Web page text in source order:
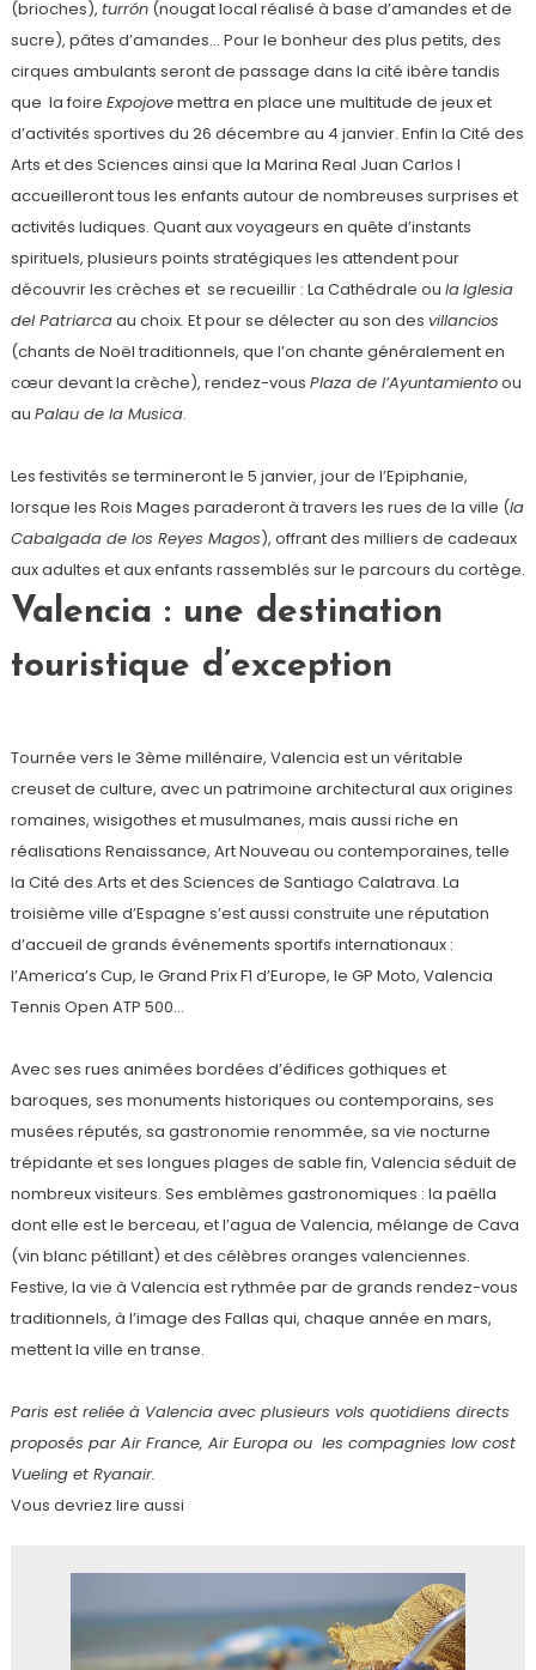
(brioches), turrón(nougat local réalisé à base d’amandes et de
sucre), pâtes d’amandes… Pour le bonheur des plus petits, des
cirques ambulants seront de passage dans la cité ibère tandis
que la foire Expojovemettra en place une multitude de jeux et
d’activités sportives du 26 décembre au 4 janvier. Enfin la Cité des
Arts et des Sciences ainsi que la Marina Real Juan Carlos I
accueilleront tous les enfants autour de nombreuses surprises et
activités ludiques. Quant aux voyageurs en quête d’instants
spirituels, plusieurs points stratégiques les attendent pour
découvrir les crèches et se recueillir : La Cathédrale ou laIglesia
del Patriarcaau choix. Et pour se délecter au son des villancios
(chants de Noël traditionnels, que l’on chante généralement en
cœur devant la crèche), rendez-vous Plaza de l’Ayuntamientoou
au Palau de la Musica.
Les festivités se termineront le 5 janvier, jour de l’Epiphanie,
lorsque les Rois Mages paraderont à travers les rues de la ville (la
Cabalgada de los Reyes Magos), offrant des milliers de cadeaux
aux adultes et aux enfants rassemblés sur le parcours du cortège.
Valencia : une destination
touristique d’exception
Tournée vers le 3ème millénaire, Valencia est un véritable
creuset de culture, avec un patrimoine architectural aux origines
romaines, wisigothes et musulmanes, mais aussi riche en
réalisations Renaissance, Art Nouveau ou contemporaines, telle
la Cité des Arts et des Sciences de Santiago Calatrava. La
troisième ville d’Espagne s’est aussi construite une réputation
d’accueil de grands événements sportifs internationaux :
l’America’s Cup, le Grand Prix F1 d’Europe, le GP Moto, Valencia
Tennis Open ATP 500…
Avec ses rues animées bordées d’édifices gothiques et
baroques, ses monuments historiques ou contemporains, ses
musées réputés, sa gastronomie renommée, sa vie nocturne
trépidante et ses longues plages de sable fin, Valencia séduit de
nombreux visiteurs. Ses emblèmes gastronomiques : la paëlla
dont elle est le berceau, et l’agua de Valencia, mélange de Cava
(vin blanc pétillant) et des célèbres oranges valenciennes.
Festive, la vie à Valencia est rythmée par de grands rendez-vous
traditionnels, à l’image des Fallas qui, chaque année en mars,
mettent la ville en transe.
Paris est reliée à Valencia avec plusieurs vols quotidiens directs
proposés par Air France, Air Europa ou les compagnies low cost
Vueling et Ryanair.
Vous devriez lire aussi